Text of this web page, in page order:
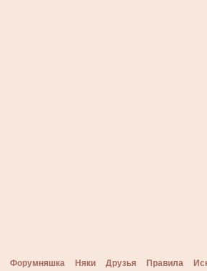
Форумняшка Няки Друзья Правила